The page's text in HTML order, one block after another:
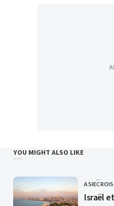
YOU MIGHT ALSO LIKE
CATEGORY
ASIE
Israël